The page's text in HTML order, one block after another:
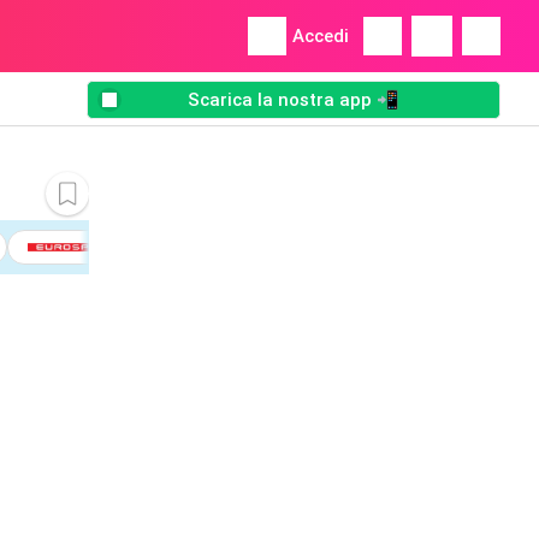
Accedi
Scarica la nostra app 📲